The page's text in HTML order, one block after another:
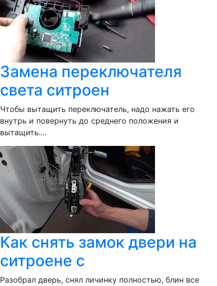
Замена переключателя
света ситроен
Чтобы вытащить переключатель, надо нажать его
внутрь и повернуть до среднего положения и
вытащить....
Как снять замок двери на
ситроене с
Разобрал дверь, снял личинку полностью, блин все